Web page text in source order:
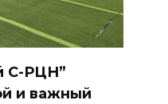
С-РЦН”
и важный